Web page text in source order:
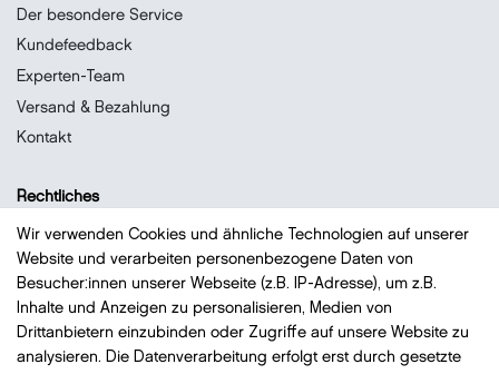
Der besondere Service
Kundefeedback
Experten-Team
Versand & Bezahlung
Kontakt
Rechtliches
Datenschutz
Impressum
Widerrufsrecht
AGB
Wir verwenden Cookies und ähnliche Technologien auf unserer
Website und verarbeiten personenbezogene Daten von
Besucher:innen unserer Webseite (z.B. IP-Adresse), um z.B.
Inhalte und Anzeigen zu personalisieren, Medien von
Drittanbietern einzubinden oder Zugriffe auf unsere Website zu
analysieren. Die Datenverarbeitung erfolgt erst durch gesetzte